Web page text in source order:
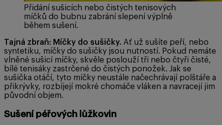
Přidání sušicích nebo čistých tenisových
míčků do bubnu zabrání slepení výplně
během sušení.
Tajná zbraň: Míčky do sušičky. Ať už sušíte peří, nebo
syntetiku, míčky do sušičky jsou nutností. Pokud nemáte
vlněné sušicí míčky, skvěle poslouží tři nebo čtyři čisté,
bílé tenisáky zastrčené do čistých ponožek. Jak se
sušička otáčí, tyto míčky neustále načechrávají polštáře a
přikrývky, rozbíjejí mokré chomáče vláken a navracejí jim
původní objem.
Sušení péřových lůžkovin